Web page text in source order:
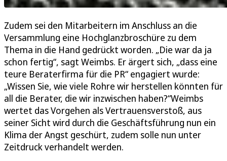
Zudem sei den Mitarbeitern im Anschluss an die
Versammlung eine Hochglanzbroschüre zu dem
Thema in die Hand gedrückt worden. „Die war da ja
schon fertig“, sagt Weimbs. Er ärgert sich, „dass eine
teure Beraterfirma für die PR“ engagiert wurde:
„Wissen Sie, wie viele Rohre wir herstellen könnten für
all die Berater, die wir inzwischen haben?“Weimbs
wertet das Vorgehen als Vertrauensverstoß, aus
seiner Sicht wird durch die Geschäftsführung nun ein
Klima der Angst geschürt, zudem solle nun unter
Zeitdruck verhandelt werden.